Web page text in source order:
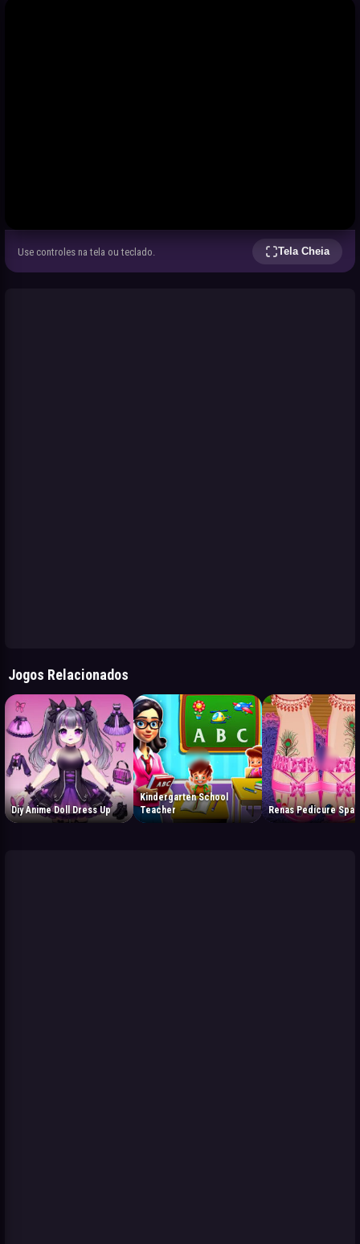
Use controles na tela ou teclado. Tela Cheia
Jogos Relacionados
Diy Anime Doll Dress Up
Kindergarten School
Teacher
Renas Pedicure Spa